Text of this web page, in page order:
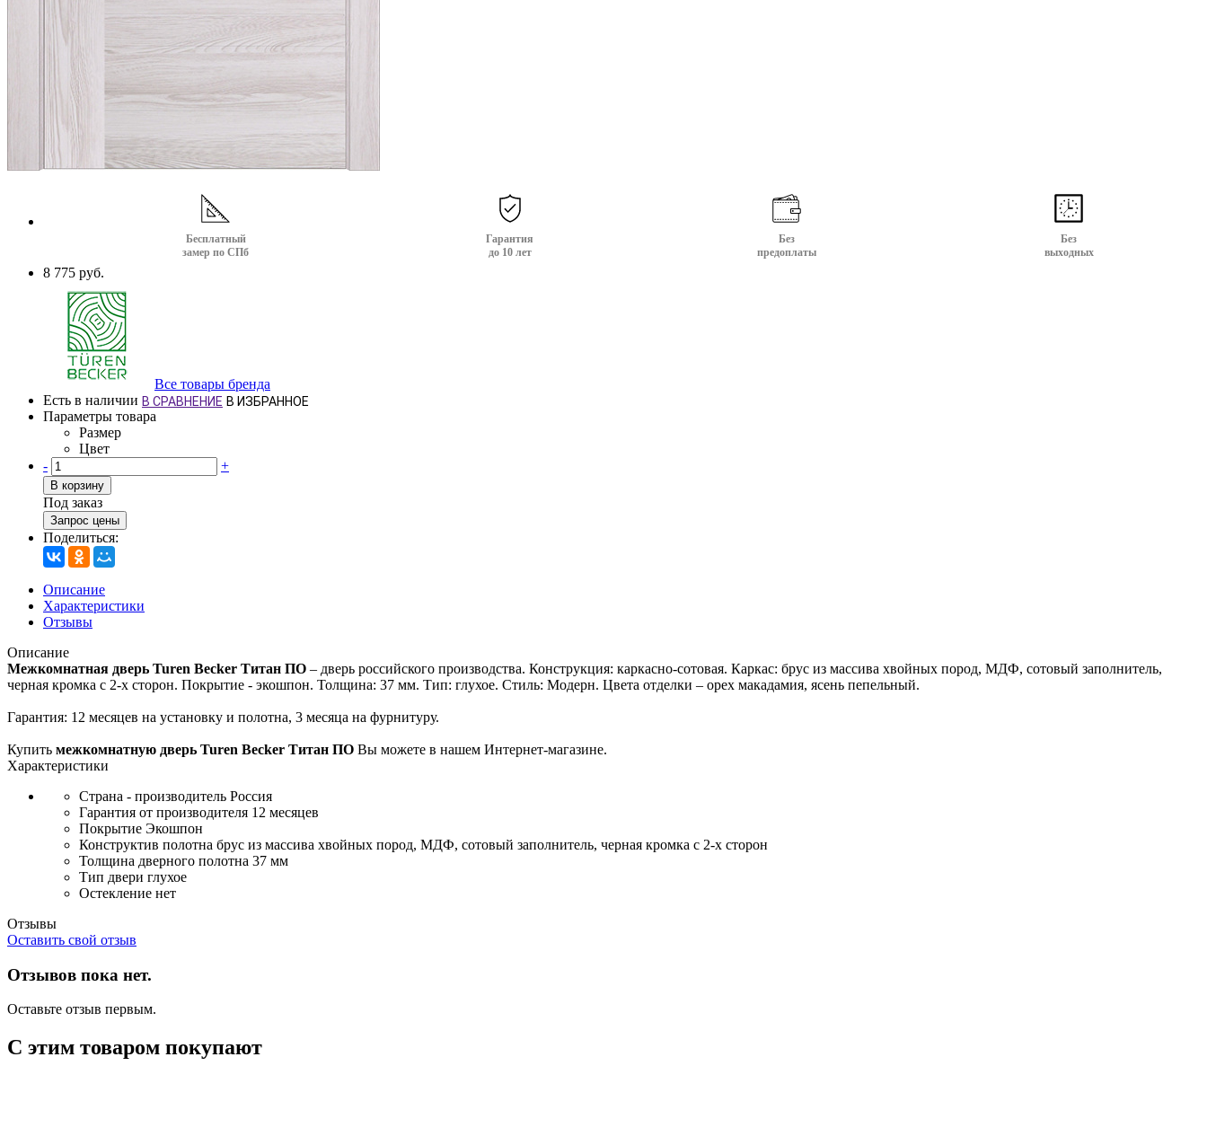
Бесплатный
замер по СПб
Гарантия
до 10 лет
Без
предоплаты
Без
выходных
8 775 руб.
Все товары бренда
Есть в наличии В СРАВНЕНИЕ В ИЗБРАННОЕ
Параметры товара
Размер
Цвет
-
+
В корзину
Под заказ
Запрос цены
Поделиться:
Описание
Характеристики
Отзывы
Описание
Межкомнатная дверь Turen Becker Титан ПО – дверь российского производства. Конструкция: каркасно-сотовая. Каркас: брус из массива хвойных пород, МДФ, сотовый заполнитель,
черная кромка с 2-х сторон. Покрытие - экошпон. Толщина: 37 мм. Тип: глухое. Стиль: Модерн. Цвета отделки – орех макадамия, ясень пепельный.
Гарантия: 12 месяцев на установку и полотна, 3 месяца на фурнитуру.
Купить межкомнатную дверь Turen Becker Титан ПО Вы можете в нашем Интернет-магазине.
Характеристики
Страна - производитель Россия
Гарантия от производителя 12 месяцев
Покрытие Экошпон
Конструктив полотна брус из массива хвойных пород, МДФ, сотовый заполнитель, черная кромка с 2-х сторон
Толщина дверного полотна 37 мм
Тип двери глухое
Остекление нет
Отзывы
Оставить свой отзыв
Отзывов пока нет.
Оставьте отзыв первым.
С этим товаром покупают